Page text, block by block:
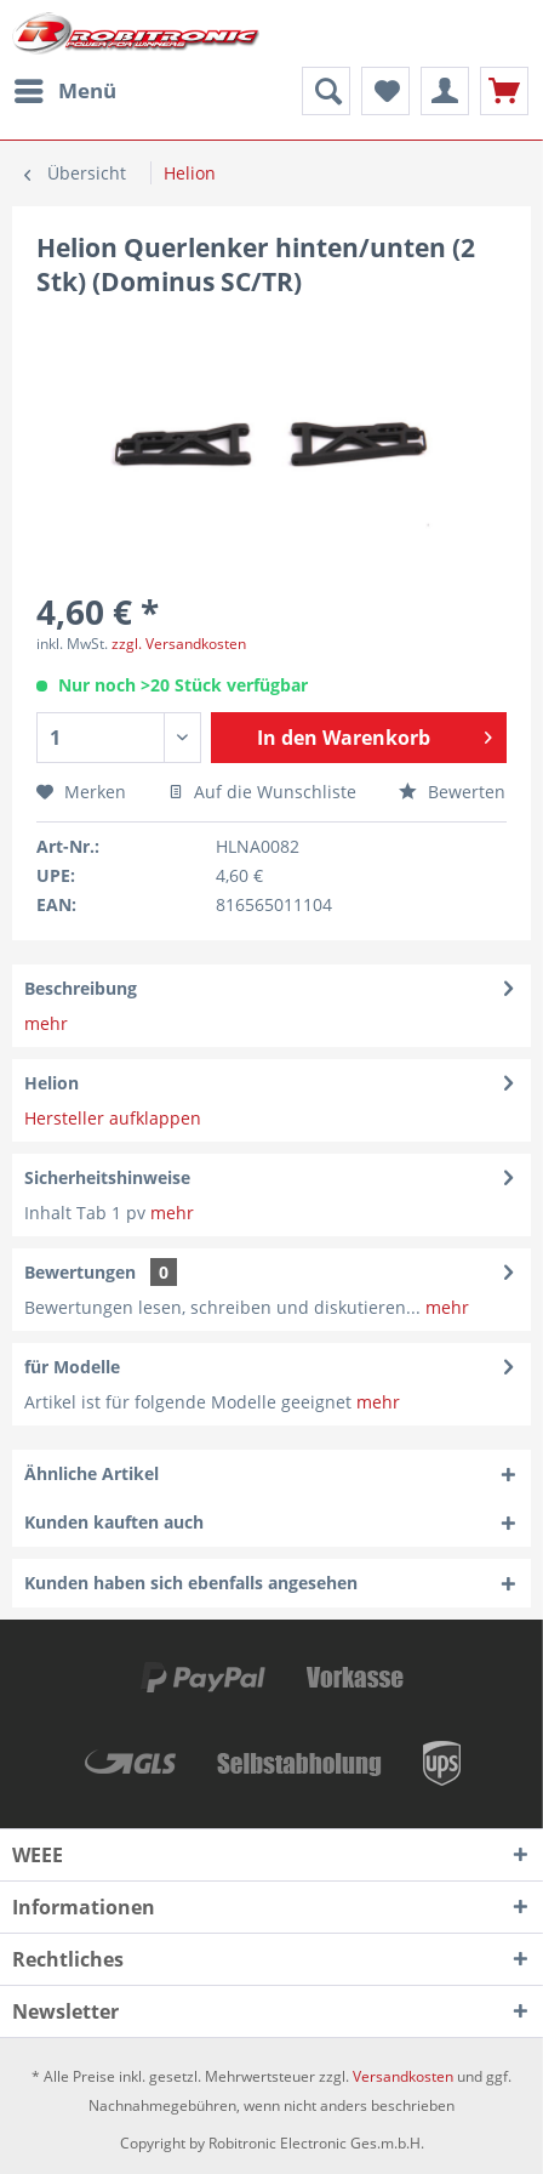
Menü
Übersicht Helion
Helion Querlenker hinten/unten (2
Stk) (Dominus SC/TR)
4,60 € *
inkl. MwSt.zzgl. Versandkosten
Nur noch >20 Stück verfügbar
In den Warenkorb
Merken Auf die Wunschliste Bewerten
Art-Nr.:
HLNA0082
UPE:
4,60 €
EAN:
816565011104
Beschreibung
mehr
Helion
Hersteller aufklappen
Sicherheitshinweise
Inhalt Tab 1 pv mehr
Bewertungen
0
Bewertungen lesen, schreiben und diskutieren... mehr
für Modelle
Artikel ist für folgende Modelle geeignet mehr
Ähnliche Artikel
Kunden kauften auch
Kunden haben sich ebenfalls angesehen
WEEE
Informationen
Rechtliches
Newsletter
* Alle Preise inkl. gesetzl. Mehrwertsteuer zzgl.Versandkosten und ggf.
Nachnahmegebühren, wenn nicht anders beschrieben
Copyright by Robitronic Electronic Ges.m.b.H.